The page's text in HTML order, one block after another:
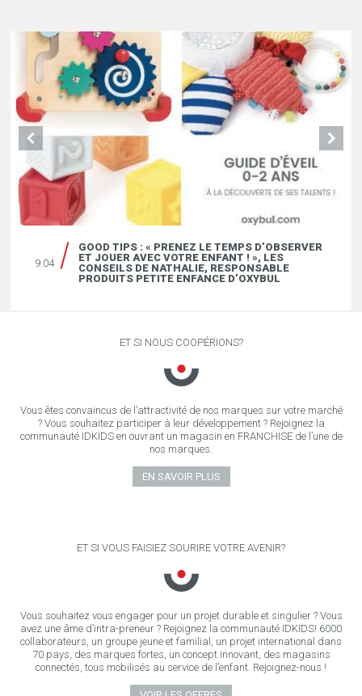
9.04
GOOD TIPS : « PRENEZ LE TEMPS D’OBSERVER
ET JOUER AVEC VOTRE ENFANT ! », LES
CONSEILS DE NATHALIE, RESPONSABLE
PRODUITS PETITE ENFANCE D’OXYBUL
ET SI NOUS COOPÉRIONS?
Vous êtes convaincus de l’attractivité de nos marques sur votre marché
? Vous souhaitez participer à leur développement ? Rejoignez la
communauté IDKIDS en ouvrant un magasin en FRANCHISE de l’une de
nos marques.
EN SAVOIR PLUS
ET SI VOUS FAISIEZ SOURIRE VOTRE AVENIR?
Vous souhaitez vous engager pour un projet durable et singulier ? Vous
avez une âme d’intra-preneur ? Rejoignez la communauté IDKIDS! 6000
collaborateurs, un groupe jeune et familial, un projet international dans
70 pays, des marques fortes, un concept innovant, des magasins
connectés, tous mobilisés au service de l’enfant. Rejoignez-nous !